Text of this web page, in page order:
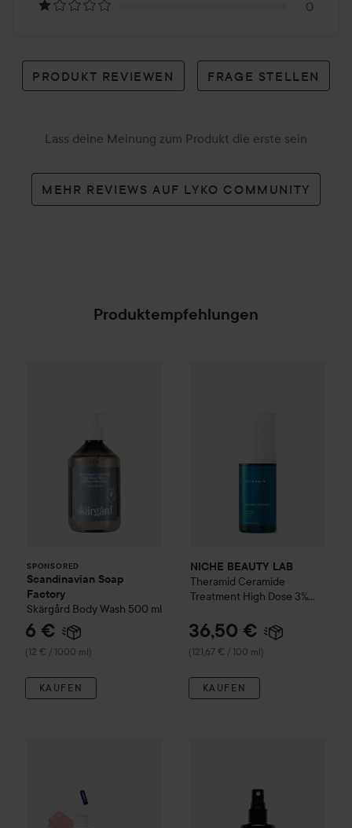
0
PRODUKT REVIEWEN FRAGE STELLEN
Lass deine Meinung zum Produkt die erste sein
MEHR REVIEWS AUF LYKO COMMUNITY
Produktempfehlungen
SPONSORED
Scandinavian Soap
Factory
Skärgård Body Wash 500 ml
6 €
(12 € / 1000 ml)
KAUFEN
NICHE BEAUTY LAB
Theramid Ceramide
Treatment High Dose 3%
36,50 €
(121,67 € / 100 ml)
KAUFEN